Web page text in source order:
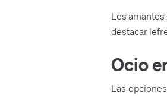
Los
destacar
Ocio
Las